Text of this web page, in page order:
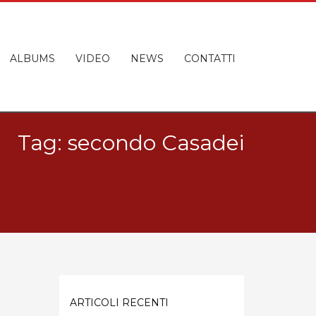
ALBUMS VIDEO NEWS CONTATTI
Tag: secondo Casadei
ARTICOLI RECENTI